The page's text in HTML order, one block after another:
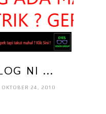
NI ...
OKTOBER 24, 2010